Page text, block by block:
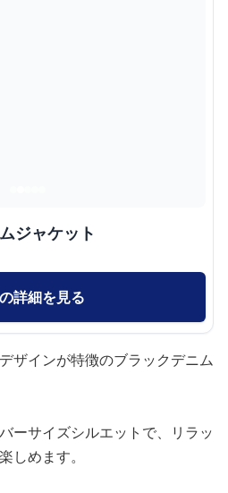
ジャケット
詳細を見る
ザインが特徴のブラックデニム
ーサイズシルエットで、リラッ
しめます。